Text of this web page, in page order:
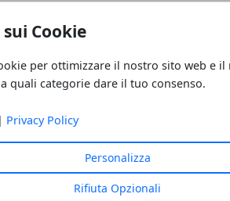
sui Cookie
per ottimizzare il nostro sito web e il
quali categorie dare il tuo consenso.
Privacy Policy
Personalizza
Rifiuta Opzionali
e manager raccontati da